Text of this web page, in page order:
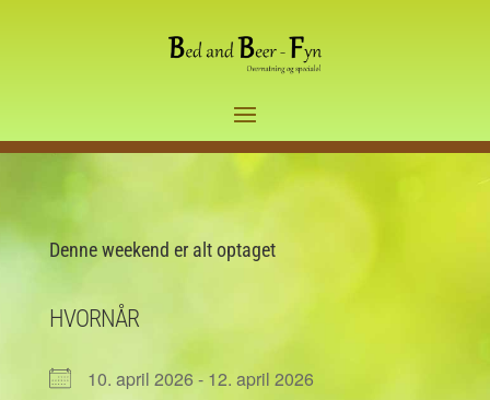
Denne weekend er alt optaget
HVORNÅR
10. april 2026 - 12. april 2026